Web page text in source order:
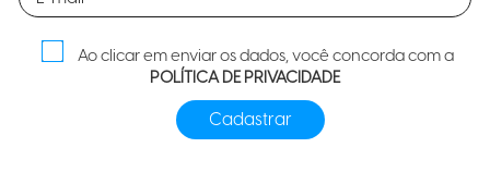
Ao clicar em enviar os dados, você concorda com a
POLÍTICA DE PRIVACIDADE